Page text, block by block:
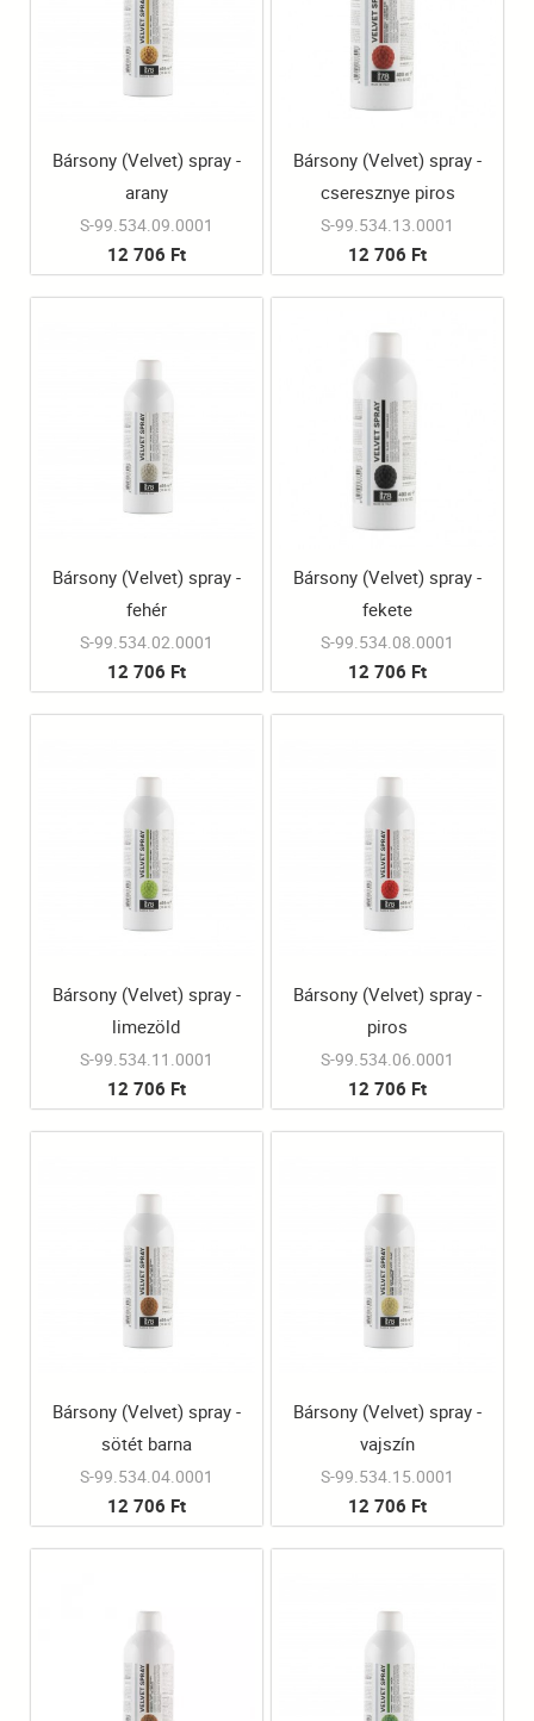
Bársony (Velvet) spray -
arany
S-99.534.09.0001
12 706 Ft
Bársony (Velvet) spray -
cseresznye piros
S-99.534.13.0001
12 706 Ft
Bársony (Velvet) spray -
fehér
S-99.534.02.0001
12 706 Ft
Bársony (Velvet) spray -
fekete
S-99.534.08.0001
12 706 Ft
Bársony (Velvet) spray -
limezöld
S-99.534.11.0001
12 706 Ft
Bársony (Velvet) spray -
piros
S-99.534.06.0001
12 706 Ft
Bársony (Velvet) spray -
sötét barna
S-99.534.04.0001
12 706 Ft
Bársony (Velvet) spray -
vajszín
S-99.534.15.0001
12 706 Ft